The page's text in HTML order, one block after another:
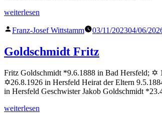
„Löwenstern
weiterlesen
Veröffentlicht
Franz-Josef Wittstamm 03/11/202304/06/
Goldschmidt Fritz
Fritz Goldschmidt *9.6.1888 in Bad Hersfeld; ✡
✡26.8.1926 in Hersfeld Heirat der Eltern
in Hersfeld Geschwister Jakob Goldschmidt
„Goldschmidt
weiterlesen